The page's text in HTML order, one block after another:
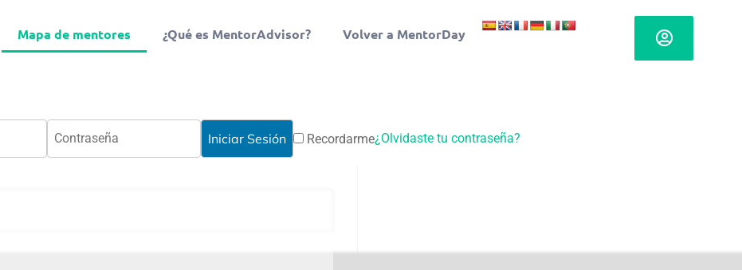
Mapa de mentores ¿Qué es MentorAdvisor? Volver a MentorDay
Recordarme¿Olvidaste tu contraseña?